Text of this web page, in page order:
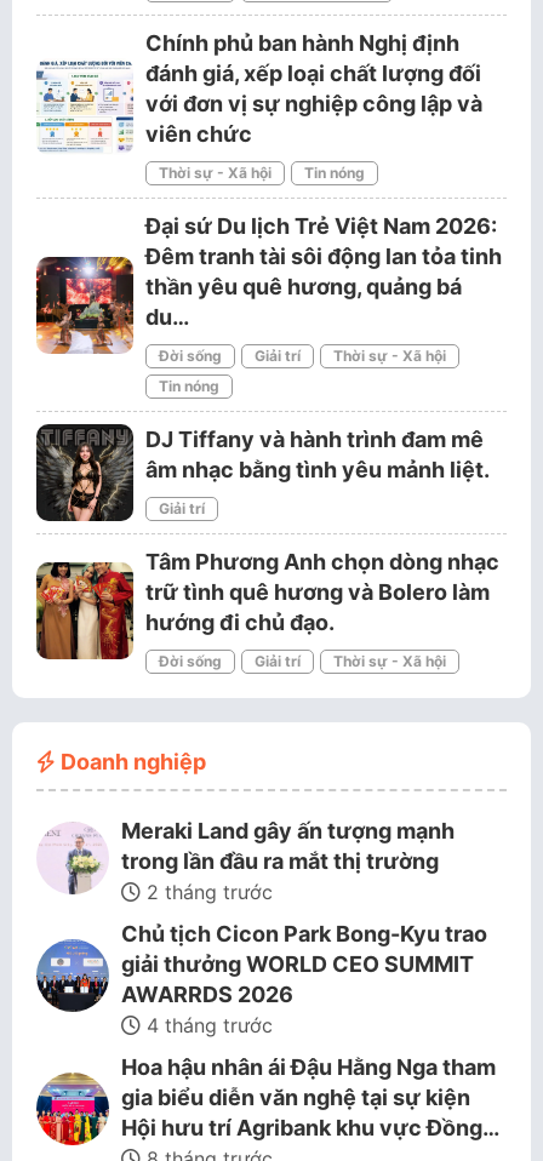
Chính phủ ban hành Nghị định
đánh giá, xếp loại chất lượng đối
với đơn vị sự nghiệp công lập và
viên chức
Thời sự - Xã hội Tin nóng
Đại sứ Du lịch Trẻ Việt Nam 2026:
Đêm tranh tài sôi động lan tỏa tinh
thần yêu quê hương, quảng bá
du…
Đời sống Giải trí
Thời sự - Xã hội
Tin nóng
DJ Tiffany và hành trình đam mê
âm nhạc bằng tình yêu mảnh liệt.
Giải trí
Tâm Phương Anh chọn dòng nhạc
trữ tình quê hương và Bolero làm
hướng đi chủ đạo.
Đời sống Giải trí Thời sự - Xã hội
Doanh nghiệp
Meraki Land gây ấn tượng mạnh
trong lần đầu ra mắt thị trường
2 tháng trước
Chủ tịch Cicon Park Bong-Kyu trao
giải thưởng WORLD CEO SUMMIT
AWARRDS 2026
4 tháng trước
Hoa hậu nhân ái Đậu Hằng Nga tham
gia biểu diễn văn nghệ tại sự kiện
Hội hưu trí Agribank khu vực Đồng…